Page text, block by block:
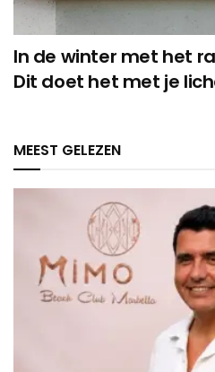
In de winter met het
Dit doet het met je
MEEST GELEZEN